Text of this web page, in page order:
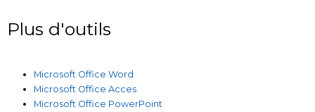
Plus d'outils
Microsoft Office Word
Microsoft Office Acces
Microsoft Office PowerPoint